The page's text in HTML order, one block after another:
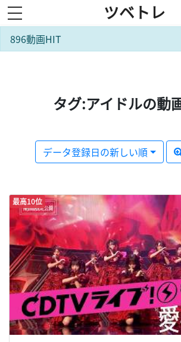
toggle navigation ツベトレ
896動画HIT
タグ:アイドルの動
データ登録日の新しい順
最高10位